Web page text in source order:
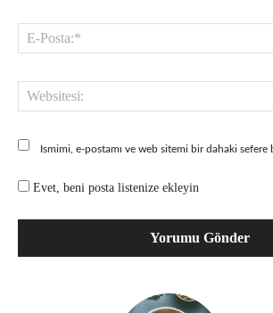
Ismimi, e-postamı ve web sitemi bir dahaki sefere
Evet, beni posta listenize ekleyin